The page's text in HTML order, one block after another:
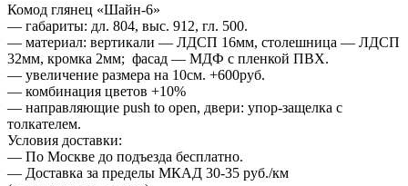
Комод глянец «Шайн-6»
— габариты: дл. 804, выс. 912, гл. 500.
— материал: вертикали — ЛДСП 16мм, столешница — ЛДСП
32мм, кромка 2мм; фасад — МДФ с пленкой ПВХ.
— увеличение размера на 10см. +600руб.
— комбинация цветов +10%
— направляющие push to open, двери: упор-защелка с
толкателем.
Условия доставки:
— По Москве до подъезда бесплатно.
— Доставка за пределы МКАД 30-35 руб./км